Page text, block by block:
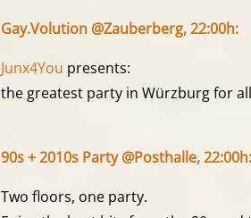
Gay.Volution @Zauberberg, 22:00h:
Junx4You presents:
the greatest party in Würzburg for
90s + 2010s Party @Posthalle, 22:00h:
Two floors, one party.